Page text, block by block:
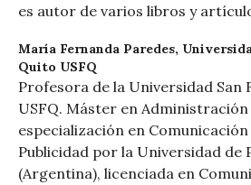
es autor de varios libros y
María Fernanda Paredes,
Quito USFQ
Profesora de la Universidad San
USFQ. Máster en
especialización en
Publicidad por la Universidad de
(Argentina), licenciada en